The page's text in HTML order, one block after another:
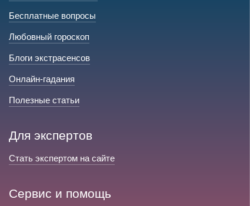
Бесплатные вопросы
Любовный гороскоп
Блоги экстрасенсов
Онлайн-гадания
Полезные статьи
Для экспертов
Стать экспертом на сайте
Сервис и помощь